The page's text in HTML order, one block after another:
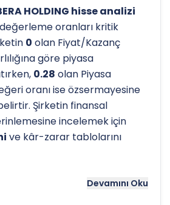
HOLDING hisse analizi
oranları kritik
0 olan Fiyat/Kazanç
göre piyasa
0.28 olan Piyasa
oranı ise özsermayesine
Şirketin finansal
incelemek için
ve kâr-zarar tablolarını
trendini ve potansiyelDevamını Oku